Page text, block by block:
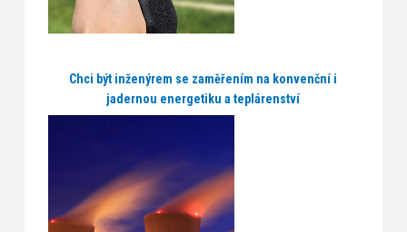
Chci být inženýrem se zaměřením na konvenční i
jadernou energetiku a teplárenství